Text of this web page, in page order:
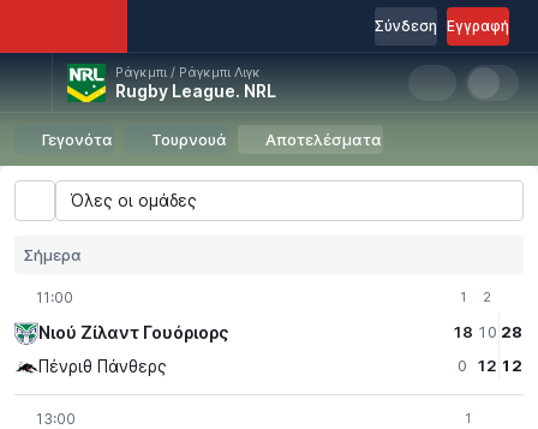
Εγγραφή
Σύνδεση
Ράγκμπι / Ράγκμπι Λιγκ
Rugby League. NRL
Γεγονότα Τουρνουά Αποτελέσματα
Όλες οι ομάδες
Σήμερα
11:00
Νιού Ζίλαντ Γουόριορς
Πένριθ Πάνθερς
1
18
0
2
10
12
28
12
13:00 1